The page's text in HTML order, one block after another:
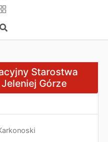
Szukaj
Powiatowego w
Starostwa
Górze